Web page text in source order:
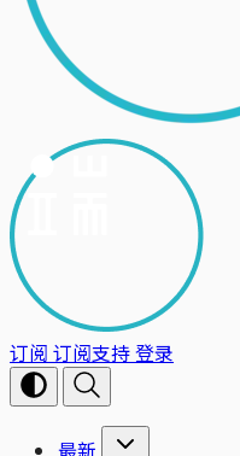
订阅 订阅支持登录
最新